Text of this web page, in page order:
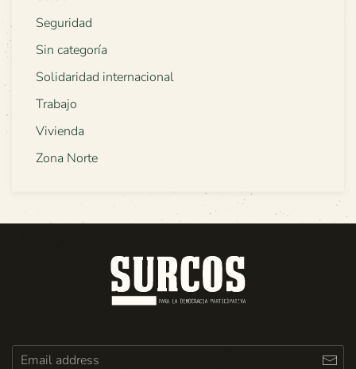
Seguridad
Sin categoría
Solidaridad internacional
Trabajo
Vivienda
Zona Norte